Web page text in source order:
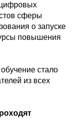
сферы
о запуске
повышения
стало
из всех